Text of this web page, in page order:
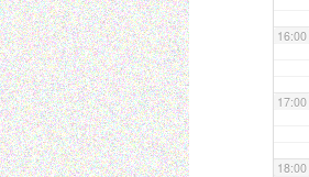
16:00
17:00
18:00